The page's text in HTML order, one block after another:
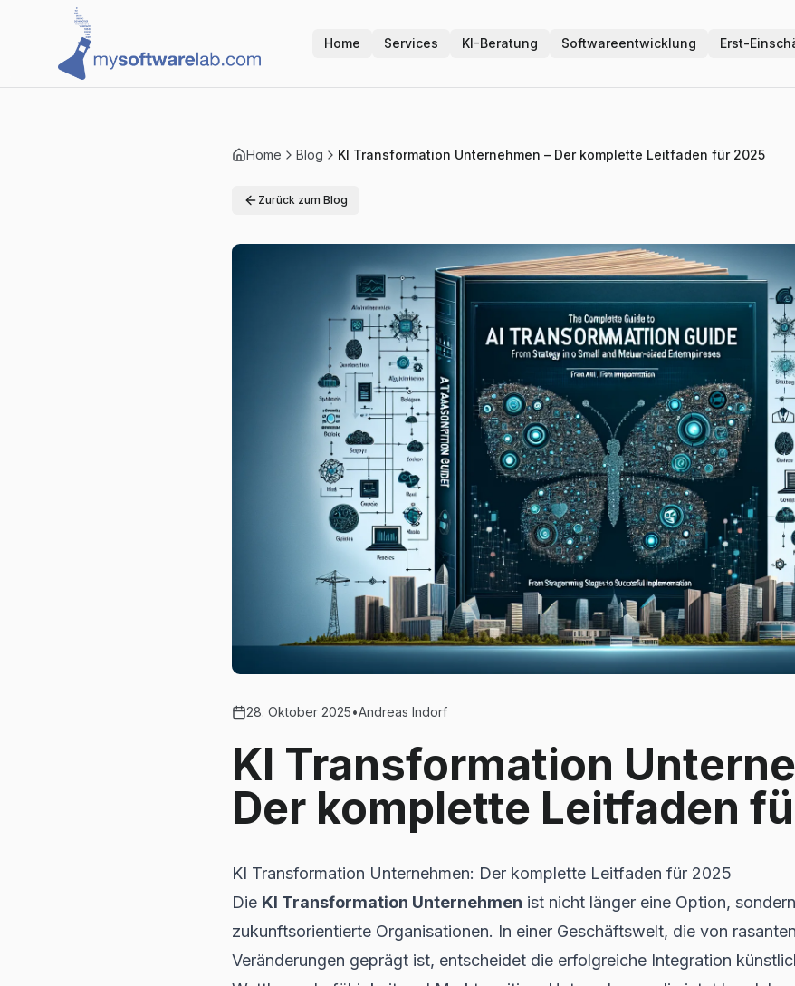
Home Services KI-Beratung Softwareentwicklung Erst-
Home Blog KI Transformation Unternehmen – Der komplette Leitfaden für 2025
Zurück zum Blog
28. Oktober 2025•Andreas Indorf
KI Transformation
Der komplette Leitfaden
KI Transformation Unternehmen: Der komplette Leitfaden für 2025
Die KI Transformation Unternehmen ist nicht länger eine Option,
zukunftsorientierte Organisationen. In einer Geschäftswelt, die von
Veränderungen geprägt ist, entscheidet die erfolgreiche Integration